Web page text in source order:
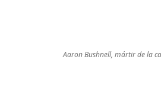
Aaron Bushnell, mártir de la